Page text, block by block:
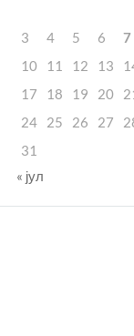
3
4 5 6 7
10
11 12 13
17
18 19 20
24
25 26 27
31
« јул